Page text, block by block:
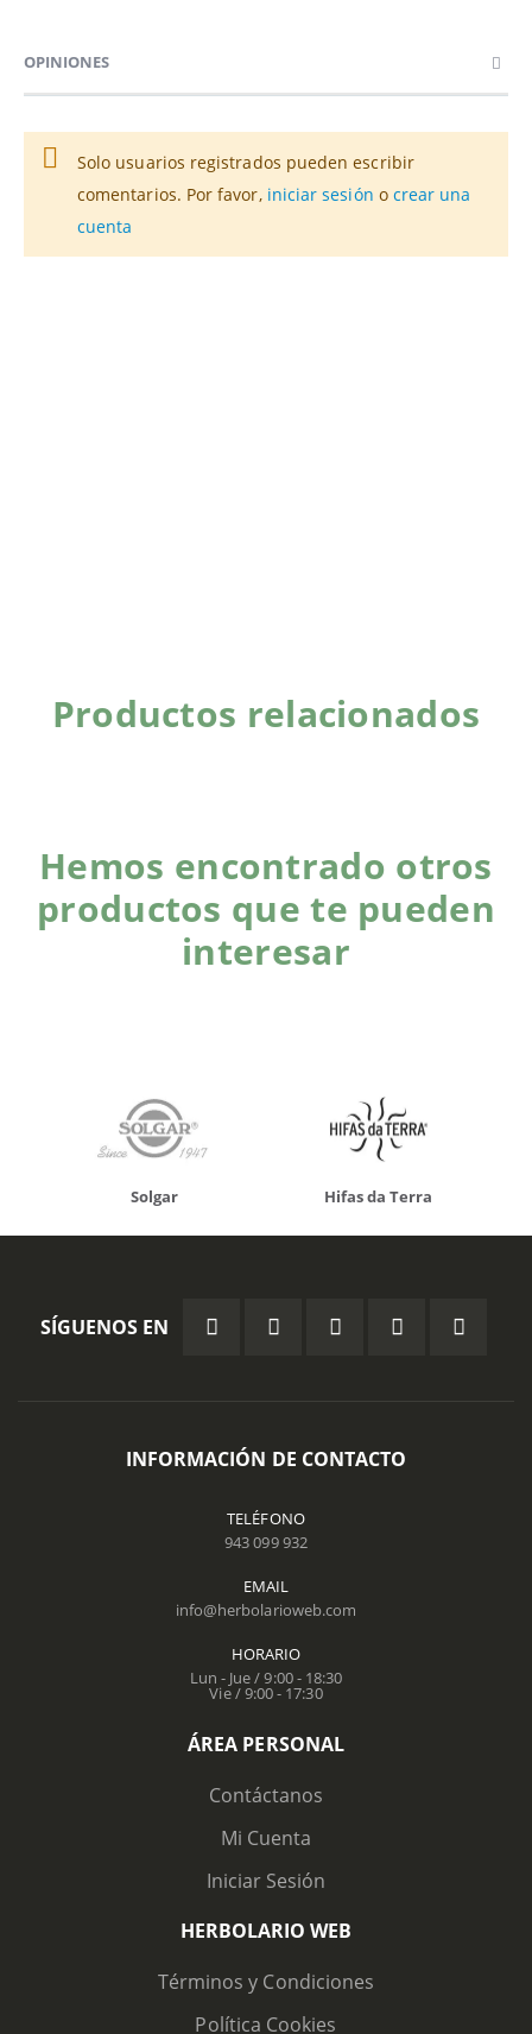
OPINIONES
Solo usuarios registrados pueden escribir
comentarios. Por favor, iniciar sesión o crear una
cuenta
Productos relacionados
Hemos encontrado otros
productos que te pueden
interesar
Solgar Hifas da Terra
SÍGUENOS EN
INFORMACIÓN DE CONTACTO
TELÉFONO
943 099 932
EMAIL
info@herbolarioweb.com
HORARIO
Lun - Jue / 9:00 - 18:30
Vie / 9:00 - 17:30
ÁREA PERSONAL
Contáctanos
Mi Cuenta
Iniciar Sesión
HERBOLARIO WEB
Términos y Condiciones
Política Cookies